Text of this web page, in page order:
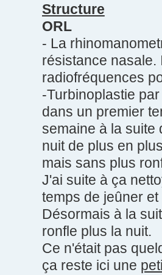
Structure
ORL
- La
résistance nasale.
radiofréquences
-Turbinoplastie
dans un premier
semaine à la suite
nuit de plus en
mais sans plus
J'ai suite à ça
temps de jeûner
Désormais à la
ronfle plus la nuit.
Ce n'était pas
ça reste ici une